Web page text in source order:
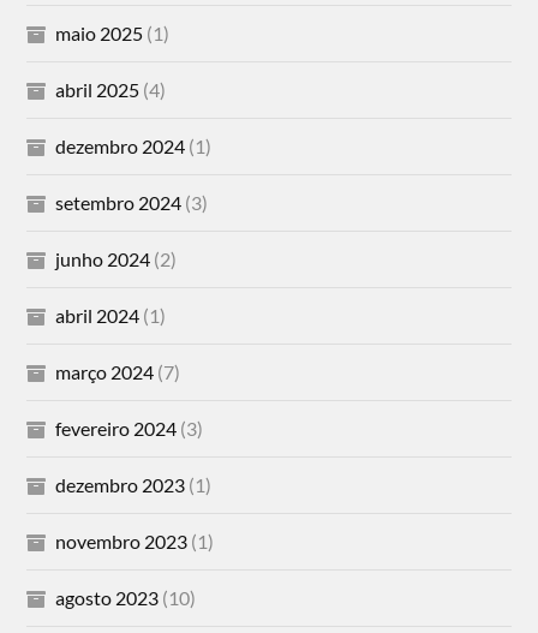
maio 2025 (1)
abril 2025 (4)
dezembro 2024 (1)
setembro 2024 (3)
junho 2024 (2)
abril 2024 (1)
março 2024 (7)
fevereiro 2024 (3)
dezembro 2023 (1)
novembro 2023 (1)
agosto 2023 (10)